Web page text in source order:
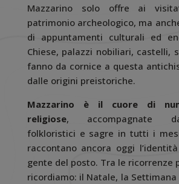
Mazzarino solo offre ai
patrimonio archeologico, ma
di appuntamenti culturali ed
Chiese, palazzi nobiliari, castelli,
fanno da cornice a questa
dalle origini preistoriche.
Mazzarino è il cuore di
religiose, accompagnate
folkloristici e sagre in tutti i mesi
raccontano ancora oggi
gente del posto. Tra le ricorrenze
ricordiamo: il Natale, la Settimana